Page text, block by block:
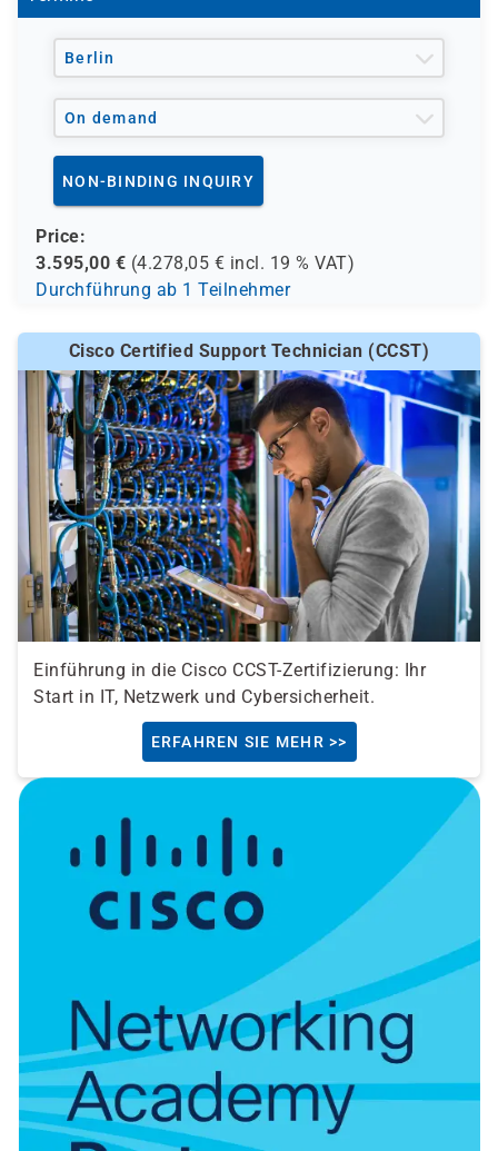
Berlin
On demand
NON-BINDING INQUIRY
Price:
3.595,00 € (4.278,05 € incl. 19 % VAT)
Durchführung ab 1 Teilnehmer
Cisco Certified Support Technician (CCST)
Einführung in die Cisco CCST-Zertifizierung: Ihr
Start in IT, Netzwerk und Cybersicherheit.
ERFAHREN SIE MEHR >>